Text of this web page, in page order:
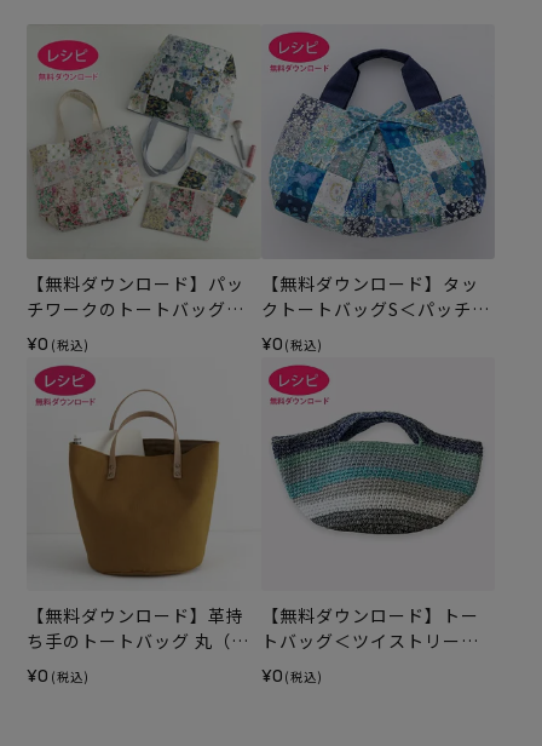
【無料ダウンロード】パッ
チワークのトートバッグ＆
ポーチ（レシピ）
¥0 (税込)
【無料ダウンロード】タッ
クトートバッグS＜パッチワ
ーク＞（レシピ）
¥0 (税込)
【無料ダウンロード】革持
ち手のトートバッグ 丸（レ
シピ）
¥0 (税込)
【無料ダウンロード】トー
トバッグ＜ツイストリース
＞（レシピ）
¥0 (税込)